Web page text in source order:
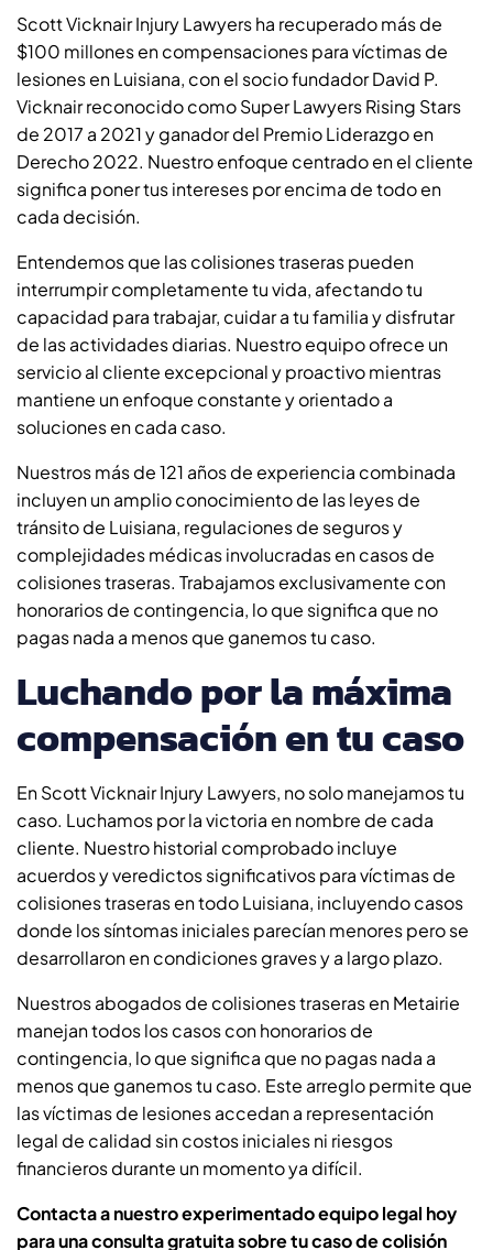
Scott Vicknair Injury Lawyers ha recuperado más de
$100 millones en compensaciones para víctimas de
lesiones en Luisiana, con el socio fundador David P.
Vicknair reconocido como Super Lawyers Rising Stars
de 2017 a 2021 y ganador del Premio Liderazgo en
Derecho 2022. Nuestro enfoque centrado en el cliente
significa poner tus intereses por encima de todo en
cada decisión.
Entendemos que las colisiones traseras pueden
interrumpir completamente tu vida, afectando tu
capacidad para trabajar, cuidar a tu familia y disfrutar
de las actividades diarias. Nuestro equipo ofrece un
servicio al cliente excepcional y proactivo mientras
mantiene un enfoque constante y orientado a
soluciones en cada caso.
Nuestros más de 121 años de experiencia combinada
incluyen un amplio conocimiento de las leyes de
tránsito de Luisiana, regulaciones de seguros y
complejidades médicas involucradas en casos de
colisiones traseras. Trabajamos exclusivamente con
honorarios de contingencia, lo que significa que no
pagas nada a menos que ganemos tu caso.
Luchando por la máxima
compensación en tu caso
En Scott Vicknair Injury Lawyers, no solo manejamos tu
caso. Luchamos por la victoria en nombre de cada
cliente. Nuestro historial comprobado incluye
acuerdos y veredictos significativos para víctimas de
colisiones traseras en todo Luisiana, incluyendo casos
donde los síntomas iniciales parecían menores pero se
desarrollaron en condiciones graves y a largo plazo.
Nuestros abogados de colisiones traseras en Metairie
manejan todos los casos con honorarios de
contingencia, lo que significa que no pagas nada a
menos que ganemos tu caso. Este arreglo permite que
las víctimas de lesiones accedan a representación
legal de calidad sin costos iniciales ni riesgos
financieros durante un momento ya difícil.
Contacta a nuestro experimentado equipo legal hoy
para una consulta gratuita sobre tu caso de colisión